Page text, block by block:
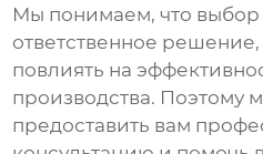
Мы понимаем, что выбор
ответственное
повлиять на
производства. Поэтому
предоставить вам